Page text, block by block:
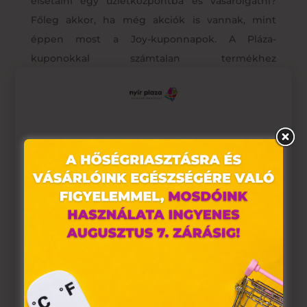
Főleg akkor, ha még akciók is vannak, mint
éppen most a Joy-kuponnapok. A Pláza-
kuponokkal számtalan termékhez
Azonnal megkapjuk a terméket
Weboldalunkon „cookie"-kat (továbbiakban „süti")
alkalmazunk. Ezek olyan fájlok, melyek információt
tárolnak webes böngészőjében. Ehhez az Ön
hozzájárulása szükséges.
A „sütiket" az elektronikus hírközlésről szóló 2003. évi C.
törvény, az elektronikus kereskedelmi szolgáltatások, az
információs társadalommal összefüggő szolgáltatások
egyes kérdéseiről szóló 2001. évi CVIII. törvény, valamint
az Európai Unió előírásainak megfelelően használjuk.